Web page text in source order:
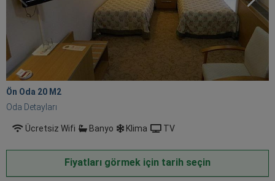
Ön Oda 20 M 2
Oda Detayları
Ücretsiz Wifi Banyo Klima TV
Fiyatları görmek için tarih seçin